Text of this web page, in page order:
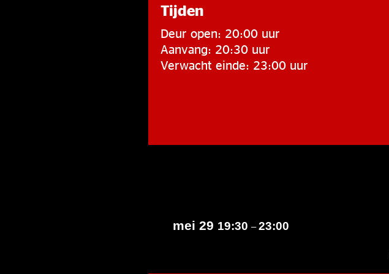
Tijden
Deur open: 20:00 uur
Aanvang: 20:30 uur
Verwacht einde: 23:00 uur
mei 29 19:30 –23:00